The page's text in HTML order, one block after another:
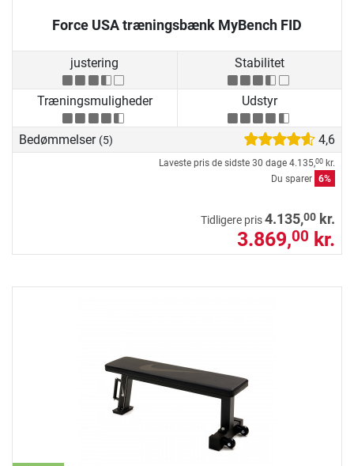
Force USA træningsbænk MyBench FID
justering Stabilitet
Træningsmuligheder Udstyr
Bedømmelser (5) 4,6
Laveste pris de sidste 30 dage 4.135,00 kr.
Du sparer 6%
Tidligere pris4.135,00 kr.
3.869,00 kr.